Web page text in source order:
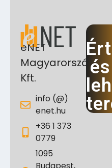
eNET
Magyarország
Kft.
info (@)
enet.hu
+36 1 373
0779
1095
és